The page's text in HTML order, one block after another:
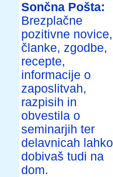
Sončna Pošta:
Brezplačne
pozitivne novice,
članke, zgodbe,
recepte,
informacije o
zaposlitvah,
razpisih in
obvestila o
seminarjih ter
delavnicah lahko
dobivaš tudi na
dom.